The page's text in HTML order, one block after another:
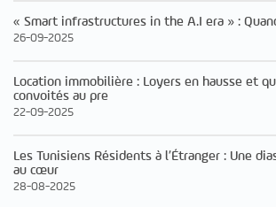
« Smart infrastructures in the A.I era » :
26-09-2025
Location immobilière : Loyers en hausse et
convoités au pre
22-09-2025
Les Tunisiens Résidents à l’Étranger : Une
au cœur
28-08-2025